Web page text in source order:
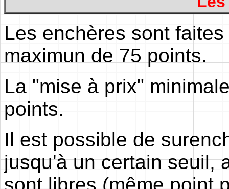
Les enchères sont
maximun de 75 points.
La "mise à prix"
points.
Il est possible de
jusqu'à un certain seuil,